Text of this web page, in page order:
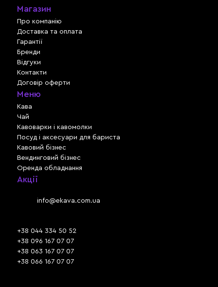
Магазин
Про компанію
Доставка та оплата
Гарантії
Бренди
Відгуки
Контакти
Договір оферти
Меню
Кава
Чай
Кавоварки і кавомолки
Посуд і аксесуари для бариста
Кавовий бізнес
Вендинговий бізнес
Оренда обладнання
Акції
info@ekava.com.ua
+38 044 334 50 52
+38 096 167 07 07
+38 063 167 07 07
+38 066 167 07 07